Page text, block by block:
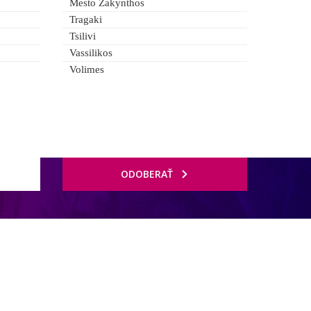
Mesto Zakynthos
Tragaki
Tsilivi
Vassilikos
Volimes
ODOBERAŤ